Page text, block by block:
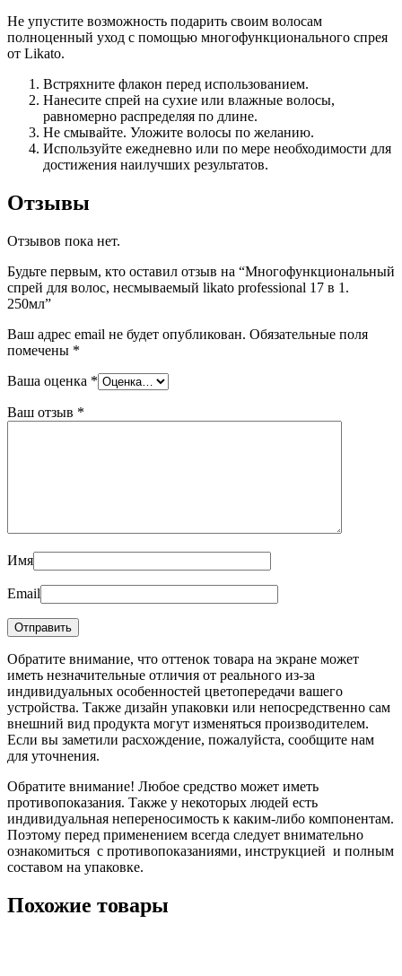
Не упустите возможность подарить своим волосам
полноценный уход с помощью многофункционального спрея
от Likato.
Встряхните флакон перед использованием.
Нанесите спрей на сухие или влажные волосы,
равномерно распределяя по длине.
Не смывайте. Уложите волосы по желанию.
Используйте ежедневно или по мере необходимости для
достижения наилучших результатов.
Отзывы
Отзывов пока нет.
Будьте первым, кто оставил отзыв на “Многофункциональный
спрей для волос, несмываемый likato professional 17 в 1.
250мл”
Ваш адрес email не будет опубликован. Обязательные поля
помечены *
Ваша оценка *
Ваш отзыв *
Имя
Email
Обратите внимание, что оттенок товара на экране может
иметь незначительные отличия от реального из-за
индивидуальных особенностей цветопередачи вашего
устройства. Также дизайн упаковки или непосредственно сам
внешний вид продукта могут изменяться производителем.
Если вы заметили расхождение, пожалуйста, сообщите нам
для уточнения.
Обратите внимание! Любое средство может иметь
противопоказания. Также у некоторых людей есть
индивидуальная непереносимость к каким-либо компонентам.
Поэтому перед применением всегда следует внимательно
ознакомиться с противопоказаниями, инструкцией и полным
составом на упаковке.
Похожие товары